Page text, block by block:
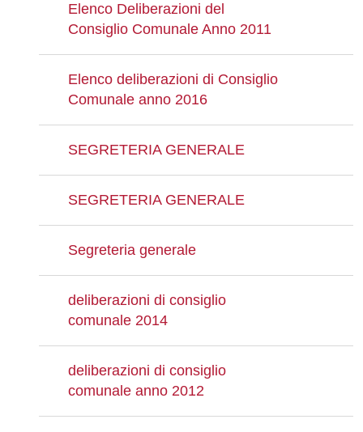
Elenco Deliberazioni del
Consiglio Comunale Anno 2011
Elenco deliberazioni di Consiglio
Comunale anno 2016
SEGRETERIA GENERALE
SEGRETERIA GENERALE
Segreteria generale
deliberazioni di consiglio
comunale 2014
deliberazioni di consiglio
comunale anno 2012